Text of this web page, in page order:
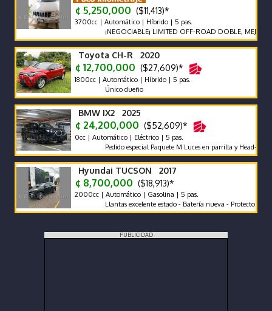
¢ 5,250,000 ($11,413)*
3700cc | Automático | Híbrido | 5 pas.
¡NEGOCIABLE¡ LIMITED OFF-ROAD DOBLE, MEJOR
Toyota CH-R 2020
¢ 12,700,000 ($27,609)*
1800cc | Automático | Híbrido | 5 pas.
Único dueño
BMW IX2 2025
¢ 24,200,000 ($52,609)*
0cc | Automático | Eléctrico | 5 pas.
Pedido especial Paquete M Luces en parrilla y Head-Up
Hyundai TUCSON 2017
¢ 8,700,000 ($18,913)*
2000cc | Automático | Gasolina | 5 pas.
Llantas excelente estado - Batería nueva - Protector de
PUBLICIDAD